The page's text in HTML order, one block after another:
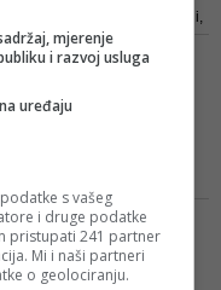
centri, knjižare, muzeji,
i neka mjesta za vjerske
bit će otvoreni za
LI DOSTIĆI IMUNITET
vakcinalne
miliona stanovnika, sada je u
ili djelomično
JE NEVJEROVATNO'
proveli veliko
nad 700.000
mjerenje
i razvoj usluga
uređaju
s vašeg
i druge podatke
pristupati 241 partner
Mi i naši partneri
o geolociranju.